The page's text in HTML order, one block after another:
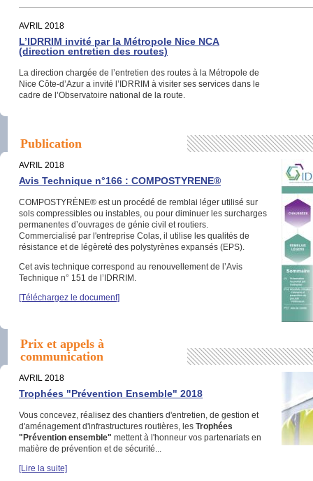
AVRIL 2018
L’IDRRIM invité par la Métropole Nice NCA
(direction entretien des routes)
La direction chargée de l’entretien des routes à la Métropole de
Nice Côte-d’Azur a invité l’IDRRIM à visiter ses services dans le
cadre de l’Observatoire national de la route.
Publication
AVRIL 2018
Avis Technique n°166 : COMPOSTYRENE®
COMPOSTYRÈNE® est un procédé de remblai léger utilisé sur
sols compressibles ou instables, ou pour diminuer les surcharges
permanentes d’ouvrages de génie civil et routiers.
Commercialisé par l'entreprise Colas, il utilise les qualités de
résistance et de légèreté des polystyrènes expansés (EPS).
Cet avis technique correspond au renouvellement de l’Avis
Technique n° 151 de l’IDRRIM.
[Téléchargez le document]
Prix et appels à
communication
AVRIL 2018
Trophées "Prévention Ensemble" 2018
Vous concevez, réalisez des chantiers d'entretien, de gestion et
d'aménagement d'infrastructures routières, les Trophées
"Prévention ensemble" mettent à l'honneur vos partenariats en
matière de prévention et de sécurité...
[Lire la suite]